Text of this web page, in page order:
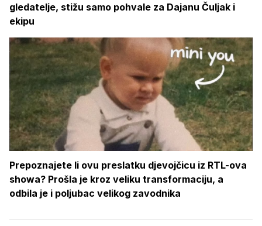
gledatelje, stižu samo pohvale za Dajanu Čuljak i
ekipu
Prepoznajete li ovu preslatku djevojčicu iz RTL-ova
showa? Prošla je kroz veliku transformaciju, a
odbila je i poljubac velikog zavodnika